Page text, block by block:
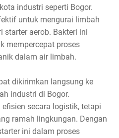
industri seperti Bogor.
untuk mengurai limbah
starter aerob. Bakteri ini
mempercepat proses
dalam air limbah.
dikirimkan langsung ke
industri di Bogor.
secara logistik, tetapi
ramah lingkungan. Dengan
ini dalam proses